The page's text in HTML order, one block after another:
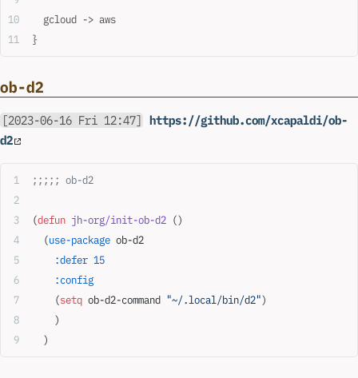
  gcloud -> aws
}
ob-d2
[2023-06-16 Fri 12:47]
https://github.com/xcapaldi/ob-
d2
;;;;; ob-d2
(defun jh-org/init-ob-d2 ()
  (
use-package ob-d2
    :defer
15
    :config
    (
setq ob-d2-command "~/.local/bin/d2")
    )
  )